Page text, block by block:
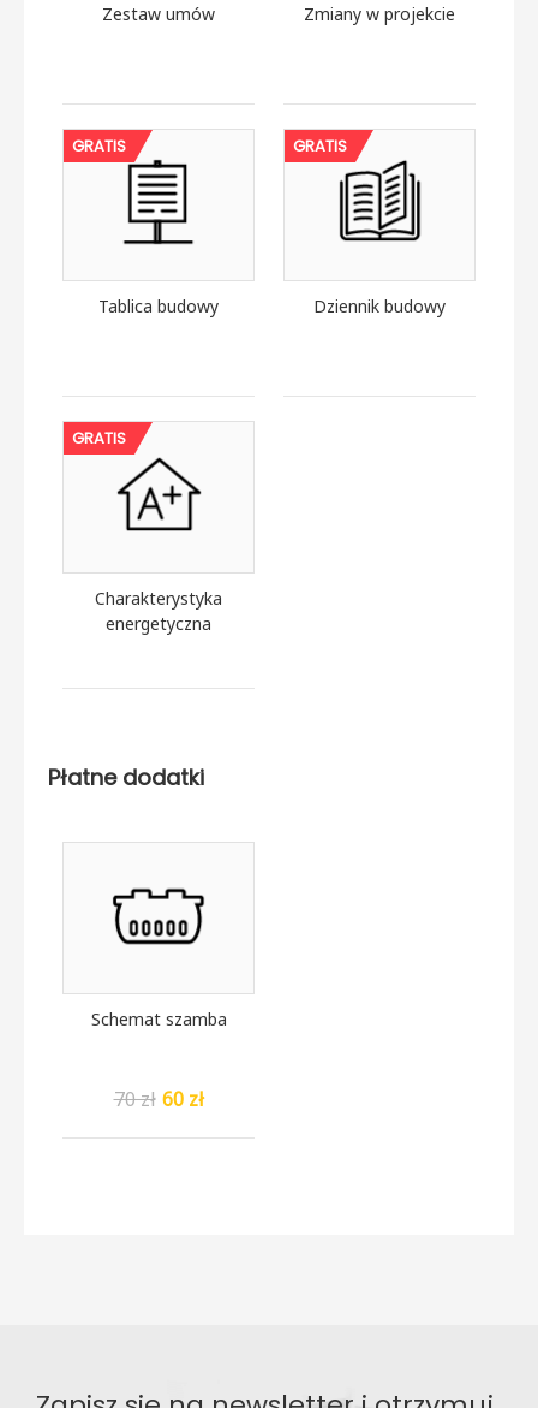
Zestaw umów Zmiany w projekcie
GRATIS
Tablica budowy
GRATIS
Dziennik budowy
GRATIS
Charakterystyka
energetyczna
Płatne dodatki
Schemat szamba
70 zł 60 zł